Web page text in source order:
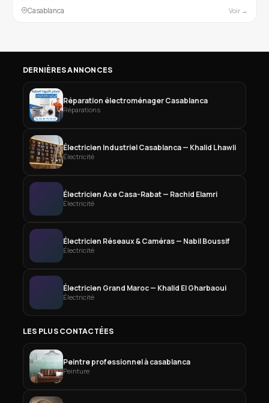
Casablanca Voir →
DERNIÈRES ANNONCES
Réparation électroménager Casablanca
Réparations
Électricien Industriel Casablanca — Khalid Lhawli
Électricité
Électricien Axe Casa-Rabat — Rachid Elamri
Électricité
Électricien Réseaux & Caméras — Nabil Boussif
Électricité
Électricien Grand Maroc — Khalid El Gharbaoui
Électricité
LES PLUS CONTACTÉES
Peintre professionnel à casablanca
Peinture